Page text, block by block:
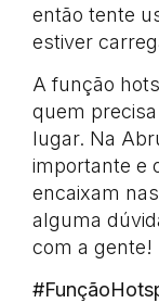
então tente
estiver
A função
quem
lugar. Na
importante e
encaixam
alguma
com a gente!